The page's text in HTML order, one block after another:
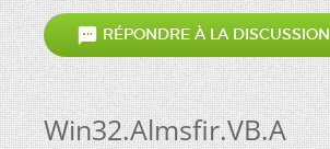
 RÉPONDRE À LA DISCUSSION
Win32.Almsfir.VB.A